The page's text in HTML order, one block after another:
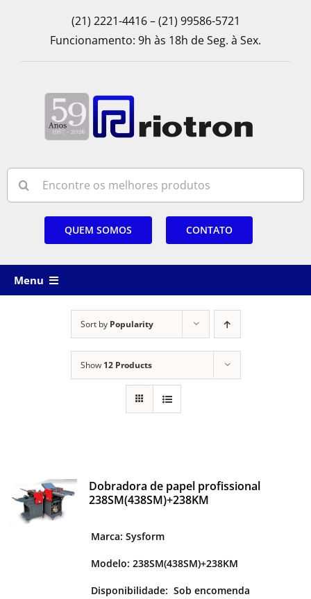
(21) 2221-4416 – (21) 99586-5721
Funcionamento: 9h às 18h de Seg. à Sex.
for:
QUEM SOMOS CONTATO
Menu
FRAGMENTADORAS
SCANNER
Sort by Popularity
Show 12 Products
Dobradora de papel profissional
238SM(438SM)+238KM
Marca: Sysform
Modelo: 238SM(438SM)+238KM
Disponibilidade: Sob encomenda